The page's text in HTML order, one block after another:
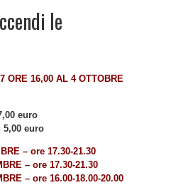
le
ORE 16,00 AL 4 OTTOBRE
euro
5,00 euro
– ore 17.30-21.30
– ore 17.30-21.30
– ore 16.00-18.00-20.00